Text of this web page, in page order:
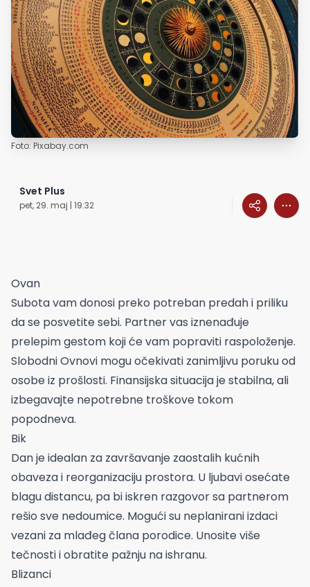
Foto: Pixabay.com
Svet Plus
pet, 29. maj | 19:32
Ovan
Subota vam donosi preko potreban predah i priliku
da se posvetite sebi. Partner vas iznenađuje
prelepim gestom koji će vam popraviti raspoloženje.
Slobodni Ovnovi mogu očekivati zanimljivu poruku od
osobe iz prošlosti. Finansijska situacija je stabilna, ali
izbegavajte nepotrebne troškove tokom
popodneva.
Bik
Dan je idealan za završavanje zaostalih kućnih
obaveza i reorganizaciju prostora. U ljubavi osećate
blagu distancu, pa bi iskren razgovor sa partnerom
rešio sve nedoumice. Mogući su neplanirani izdaci
vezani za mlađeg člana porodice. Unosite više
tečnosti i obratite pažnju na ishranu.
Blizanci